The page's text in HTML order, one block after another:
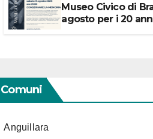
Museo Civico di
agosto per i 20
Comuni
Anguillara